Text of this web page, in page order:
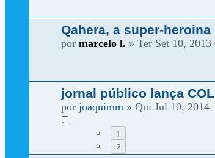
Qahera, a super-
por marcelo l. » Ter Set 10, 2013
jornal público lança
por joaquimm » Qui Jul 10, 2014
1
2